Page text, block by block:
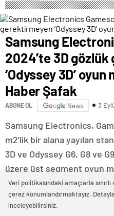
0 0
0 0
0 0
0 0
Kullanıyor, 2025’te
Saldırılarda DDoS Öne
Çıkıyor- Haber Şafak
Samsung
2024’te 3D
‘Odyssey 3D’
Haber Şafak
ABONE OL News 3
0 0
Samsung Electronics,
m2’lik bir alana yayılan
3D ve Odyssey G6, G8 ve
üzere üst segment oyun
Dünyanın en büyük oyun
2024, aralarında donanım,
üreticilerinin yer aldığı
Veri politikasındaki amaçlarla
çerez konumlandırmaktayız.
inceleyebilirsiniz.